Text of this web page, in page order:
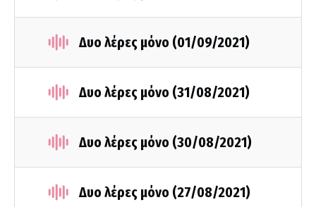
Δυο λέρες μόνο (01/09/2021)
Δυο λέρες μόνο (31/08/2021)
Δυο λέρες μόνο (30/08/2021)
Δυο λέρες μόνο (27/08/2021)